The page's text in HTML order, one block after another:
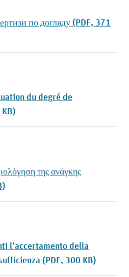
по догляду (PDF, 371
du degré de
της ανάγκης
l’accertamento della
(PDF, 300 KB)